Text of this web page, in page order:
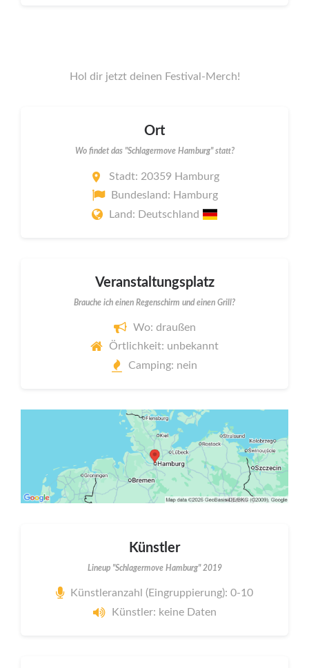
Hol dir jetzt deinen Festival-Merch!
Ort
Wo findet das "Schlagermove Hamburg" statt?
Stadt: 20359 Hamburg
Bundesland: Hamburg
Land: Deutschland
Veranstaltungsplatz
Brauche ich einen Regenschirm und einen Grill?
Wo: draußen
Örtlichkeit: unbekannt
Camping: nein
Künstler
Lineup "Schlagermove Hamburg" 2019
Künstleranzahl (Eingruppierung): 0-10
Künstler: keine Daten